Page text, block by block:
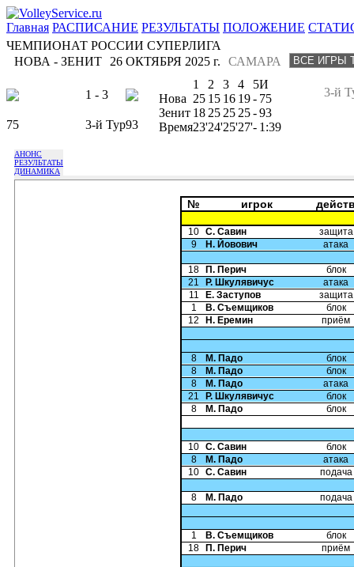
Главная РАСПИСАНИЕ РЕЗУЛЬТАТЫ ПОЛОЖЕНИЕ
ЧЕМПИОНАТ РОССИИ СУПЕРЛИГА
НОВА - ЗЕНИТ
САМАРА
26 ОКТЯБРЯ 2025 г.
1 - 3
75 3-й Тур93
3-й
1 2 3 4 5И
Нова 25 15 16 19- 75
Зенит 18 25 25 25-93
Время23'24'25'27'- 1:39
АНОНС
РЕЗУЛЬТАТЫ
ДИНАМИКА
№ игрок
10 С. Савин
защита
9
Н. Йовович атака
18 П. Перич
блок
21
Р. Шкулявичус
атака
11
Е. Заступов
защита
1
В. Съемщиков
блок
12
Н. Еремин приём
8 М. Падо
блок
8
М. Падо
блок
8
М. Падо
атака
21
Р. Шкулявичус
блок
8
М. Падо блок
10 С. Савин
блок
8
М. Падо
атака
10 С. Савин подача
8 М. Падо подача
1 В. Съемщиков
блок
18
П. Перич приём